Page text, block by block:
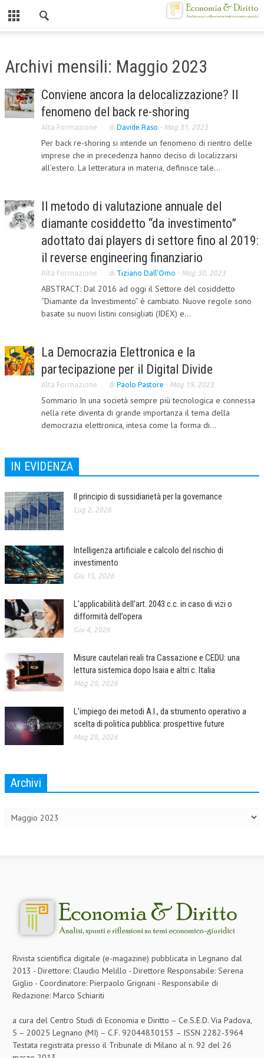
CHI SIAMO
MISSION
CENTRO STUDI
ATTO COSTITUTIVO E STATUTO
OBIETTIVI
DIREZIONE SCIENTIFICA
ALTA FORMAZIONE
ARCHIVIO CORSI 2015
BROCHURE CE.S.E.D.
LA RIVISTA
LA RIVISTA
REDAZIONE
CODICE ETICO
AUTORI
COLLABORA CON NOI
ECONOMIA
ECONOMIA DELL’ARTE
INTERNAZIONALIZZAZIONE
HUMAN RESOURCES
RISORSE UMANE
TREASURY IN FINANCIAL SERVICES
RISK MANAGEMENT
PERSONA E CITTÀ
DIRITTO DEL WEB
DIRITTO DELLE IMPRESE IN CRISI
SICUREZZA SUL LAVORO
FISCO
FISCALITÀ INTERNAZIONALE
TAX RISK MANAGEMENT
Archivi mensili: Maggio 2023
Conviene ancora la delocalizzazione? Il
fenomeno del back re-shoring
Alta Formazione di Davide Raso - Mag 31, 2023
Per back re-shoring si intende un fenomeno di rientro delle
imprese che in precedenza hanno deciso di localizzarsi
all’estero. La letteratura in materia, definisce tale...
Il metodo di valutazione annuale del
diamante cosiddetto “da investimento”
adottato dai players di settore fino al 2019:
il reverse engineering finanziario
Alta Formazione di Tiziano Dall'Omo - Mag 30, 2023
ABSTRACT: Dal 2016 ad oggi il Settore del cosiddetto
“Diamante da Investimento” è cambiato. Nuove regole sono
basate su nuovi listini consigliati (IDEX) e...
La Democrazia Elettronica e la
partecipazione per il Digital Divide
Alta Formazione di Paolo Pastore - Mag 19, 2023
Sommario In una società sempre più tecnologica e connessa
nella rete diventa di grande importanza il tema della
democrazia elettronica, intesa come la forma di...
IN EVIDENZA
Il principio di sussidiarietà per la governance
Lug 2, 2026
Intelligenza artificiale e calcolo del rischio di
investimento
Giu 15, 2026
L’applicabilità dell’art. 2043 c.c. in caso di vizi o
difformità dell’opera
Giu 4, 2026
Misure cautelari reali tra Cassazione e CEDU: una
lettura sistemica dopo Isaia e altri c. Italia
Mag 28, 2026
L’impiego dei metodi A.I., da strumento operativo a
scelta di politica pubblica: prospettive future
Mag 28, 2026
Archivi
Rivista scientifica digitale (e-magazine) pubblicata in Legnano dal
2013 - Direttore: Claudio Melillo - Direttore Responsabile: Serena
Giglio - Coordinatore: Pierpaolo Grignani - Responsabile di
Redazione: Marco Schiariti
a cura del Centro Studi di Economia e Diritto – Ce.S.E.D. Via Padova,
5 – 20025 Legnano (MI) – C.F. 92044830153 – ISSN 2282-3964
Testata registrata presso il Tribunale di Milano al n. 92 del 26